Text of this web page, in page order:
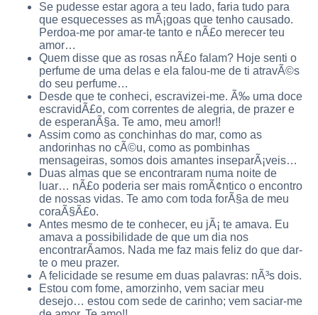
Se pudesse estar agora a teu lado, faria tudo para
que esquecesses as mÃ¡goas que tenho causado.
Perdoa-me por amar-te tanto e nÃ£o merecer teu
amor…
Quem disse que as rosas nÃ£o falam? Hoje senti o
perfume de uma delas e ela falou-me de ti atravÃ©s
do seu perfume…
Desde que te conheci, escravizei-me. Ã‰ uma doce
escravidÃ£o, com correntes de alegria, de prazer e
de esperanÃ§a. Te amo, meu amor!!
Assim como as conchinhas do mar, como as
andorinhas no cÃ©u, como as pombinhas
mensageiras, somos dois amantes inseparÃ¡veis…
Duas almas que se encontraram numa noite de
luar… nÃ£o poderia ser mais romÃ¢ntico o encontro
de nossas vidas. Te amo com toda forÃ§a de meu
coraÃ§Ã£o.
Antes mesmo de te conhecer, eu jÃ¡ te amava. Eu
amava a possibilidade de que um dia nos
encontrarÃ­amos. Nada me faz mais feliz do que dar-
te o meu prazer.
A felicidade se resume em duas palavras: nÃ³s dois.
Estou com fome, amorzinho, vem saciar meu
desejo… estou com sede de carinho; vem saciar-me